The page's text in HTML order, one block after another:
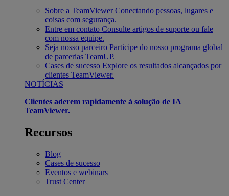
Sobre a TeamViewer Conectando pessoas, lugares e
coisas com segurança.
Entre em contato Consulte artigos de suporte ou fale
com nossa equipe.
Seja nosso parceiro Participe do nosso programa global
de parcerias TeamUP.
Cases de sucesso Explore os resultados alcançados por
clientes TeamViewer.
NOTÍCIAS
Clientes aderem rapidamente à solução de IA
TeamViewer.
Recursos
Blog
Cases de sucesso
Eventos e webinars
Trust Center